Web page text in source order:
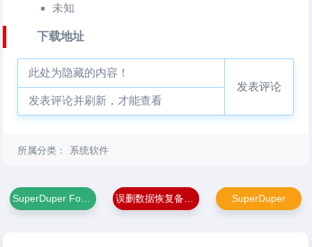
未知
下载地址
此处为隐藏的内容！
发表评论并刷新，才能查看
发表评论
所属分类： 系统软件
SuperDuper